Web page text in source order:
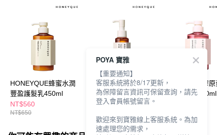
HONEYQUE蜂蜜水潤
豐盈護髮乳450ml
NT$560
NT$650
HONEYQUE蜂蜜水潤
豐盈護髮油100ml
NT$560
HONEYQUE膠
光澤洗髮精450ml
POYA 寶雅
【重要通知】
客服系統將於8/17更新，
為保障留言資訊可保留查詢，請先
登入會員帳號留言。
歡迎來到寶雅線上客服系統。為加
速處理您的需求，